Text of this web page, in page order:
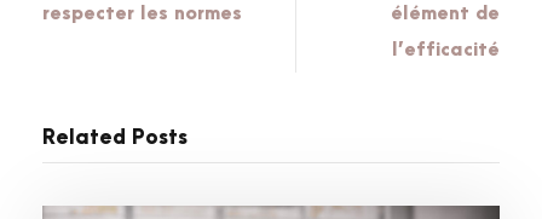
respecter les normes
élément de
l’efficacité
Related Posts